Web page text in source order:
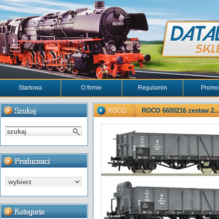
Startowa O firmie Regulamin
ROCO ROCO 6600216 zestaw